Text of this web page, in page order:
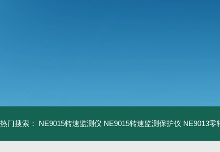
热门搜索： NE9015转速监测仪 NE9015转速监测保护仪 NE9013零